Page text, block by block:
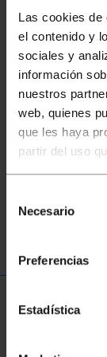
Las cookies de
el contenido y
sociales y
información
nuestros
web, quienes
que les haya
partir del uso
Necesario
Preferencias
Estadística
No has
temes us
dymo
twin
Més